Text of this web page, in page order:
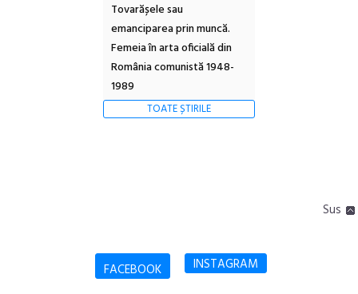
Tovarășele sau
emanciparea prin muncă.
Femeia în arta oficială din
România comunistă 1948-
1989
TOATE ȘTIRILE
Sus
FACEBOOK INSTAGRAM